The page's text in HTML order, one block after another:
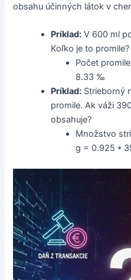
obsahu účinných látok v
Príklad: V 600 ml
Koľko je to promile?
Počet
8.33 ‰
Príklad: Strieborný
promile. Ak váži
obsahuje?
Množstvo
g = 0.925 *